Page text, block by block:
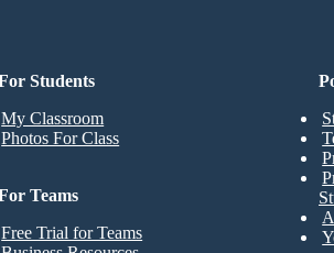
Students
My Classroom
Photos For Class
Teams
Free Trial for Teams